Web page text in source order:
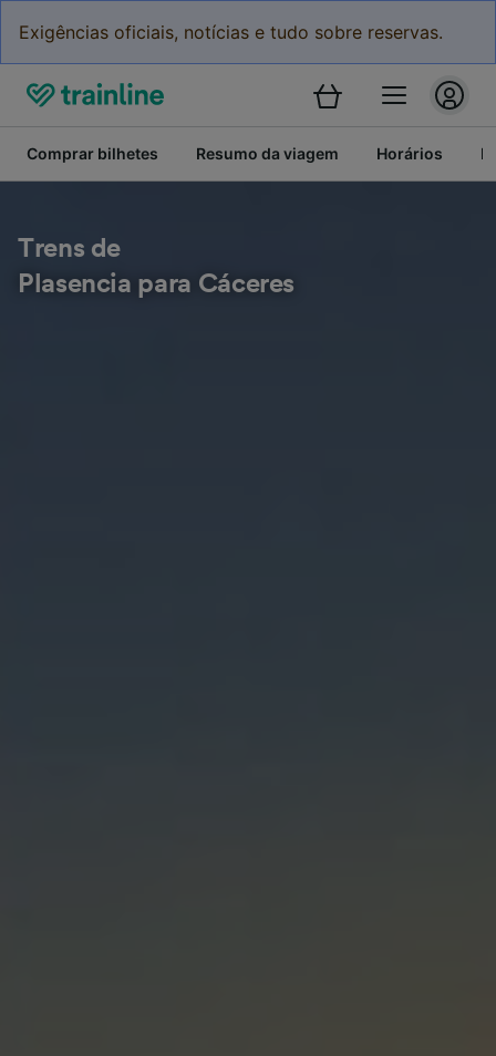
Exigências oficiais, notícias e tudo sobre reservas.
Comprar bilhetes Resumo da viagem Horários
Trens de
Plasencia para Cáceres